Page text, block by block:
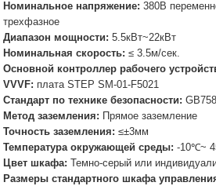
Номинальное напряжение: 380В
трехфазное
Диапазон мощности: 5.5кВт~22кВт
Номинальная скорость: ≤ 3.5м/сек.
Основной контроллер рабочего
VVVF: плата STEP SM-01-F5021
Стандарт по технике безопасности:
Метод заземления:
Прямое заземление
Точность заземления: ≤±3мм
Температура окружающей среды: -10℃~
Цвет шкафа:
Темно-серый или
Размеры стандартного шкафа